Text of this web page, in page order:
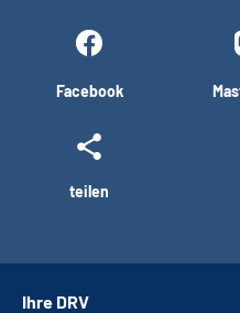
Facebook
teilen
Ihre DRV